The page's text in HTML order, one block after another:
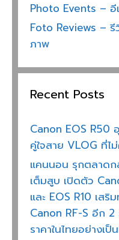
Photo Events – อี
Foto Reviews –
ภาพ
Recent Posts
Canon EOS
คู่ใจสาย VLOG ที่ไ
แคนนอน รุกตลาดก
เต็มสูบ เปิดตัว
และ EOS R10 เส
Canon RF-S อีก
ราคาในไทยอย่างเป็